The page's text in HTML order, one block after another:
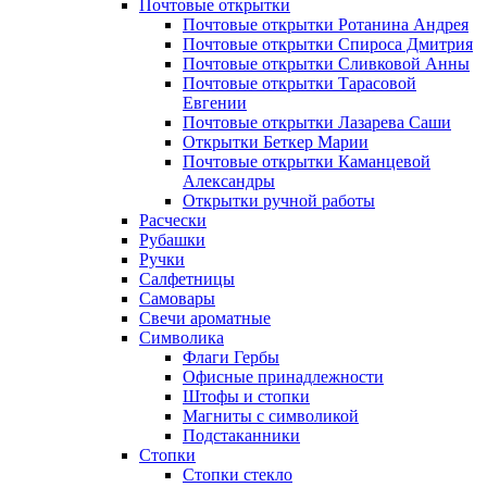
Почтовые открытки
Почтовые открытки Ротанина Андрея
Почтовые открытки Спироса Дмитрия
Почтовые открытки Сливковой Анны
Почтовые открытки Тарасовой
Евгении
Почтовые открытки Лазарева Саши
Открытки Беткер Марии
Почтовые открытки Каманцевой
Александры
Открытки ручной работы
Расчески
Рубашки
Ручки
Салфетницы
Самовары
Свечи ароматные
Символика
Флаги Гербы
Офисные принадлежности
Штофы и стопки
Магниты с символикой
Подстаканники
Стопки
Стопки стекло